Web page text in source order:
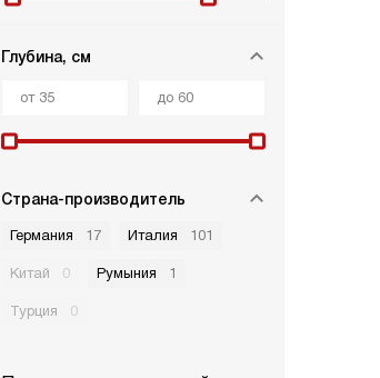
Глубина, см
Страна-производитель
Германия 17 Италия 101
Китай 0 Румыния 1
Турция 0